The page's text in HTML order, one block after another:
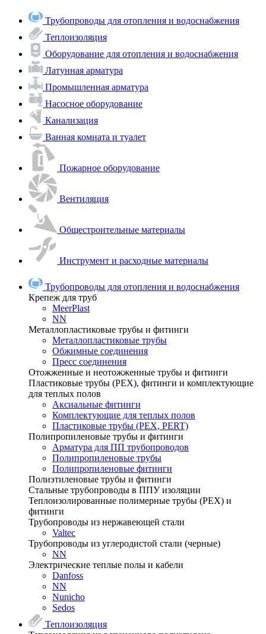
Трубопроводы для отопления и водоснабжения
Теплоизоляция
Оборудование для отопления и водоснабжения
Латунная арматура
Промышленная арматура
Насосное оборудование
Канализация
Ванная комната и туалет
Пожарное оборудование
Вентиляция
Общестроительные материалы
Инструмент и расходные материалы
Трубопроводы для отопления и водоснабжения
Крепеж для труб
MeerPlast
NN
Металлопластиковые трубы и фитинги
Металлопластиковые трубы
Обжимные соединения
Пресс соединения
Отожженные и неотожженные трубы и фитинги
Пластиковые трубы (РЕХ), фитинги и комплектующие
для теплых полов
Аксиальные фитинги
Комплектующие для теплых полов
Пластиковые трубы (РЕХ, PERT)
Полипропиленовые трубы и фитинги
Арматура для ПП трубопроводов
Полипропиленовые трубы
Полипропиленовые фитинги
Полиэтиленовые трубы и фитинги
Стальные трубопроводы в ППУ изоляции
Теплоизолированные полимерные трубы (РЕХ) и
фитинги
Трубопроводы из нержавеющей стали
Valtec
Трубопроводы из углеродистой стали (черные)
NN
Электрические теплые полы и кабели
Danfoss
NN
Nunicho
Sedos
Теплоизоляция